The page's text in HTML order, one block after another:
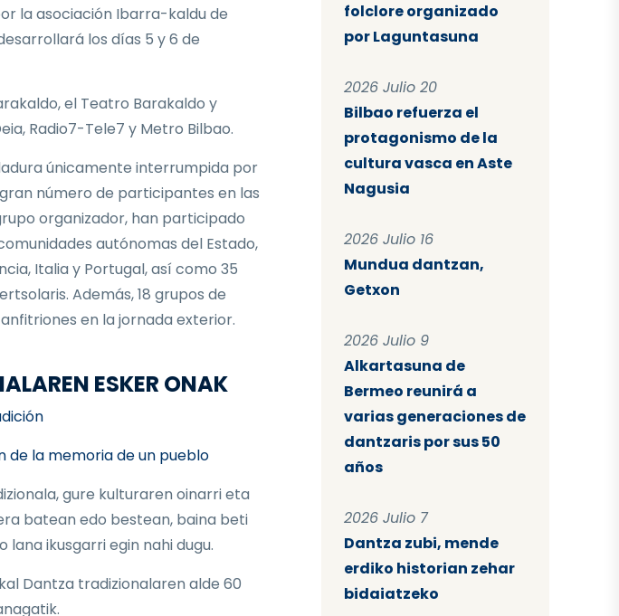
la asociación Ibarra-kaldu de
los días 5 y 6 de
el Teatro Barakaldo y
Radio7-Tele7 y Metro Bilbao.
únicamente interrumpida por
número de participantes en las
organizador, han participado
autónomas del Estado,
Italia y Portugal, así como 35
Además, 18 grupos de
en la jornada exterior.
ESKER ONAK
de la memoria de un pueblo
gure kulturaren oinarri eta
batean edo bestean, baina beti
ikusgarri egin nahi dugu.
Dantza tradizionalaren alde 60
folclore organizado
por Laguntasuna
2026 Julio 20
Bilbao refuerza el
protagonismo de la
cultura vasca en Aste
Nagusia
2026 Julio 16
Mundua dantzan,
Getxon
2026 Julio 9
Alkartasuna de
Bermeo reunirá a
varias generaciones de
dantzaris por sus 50
años
2026 Julio 7
Dantza zubi, mende
erdiko historian zehar
bidaiatzeko